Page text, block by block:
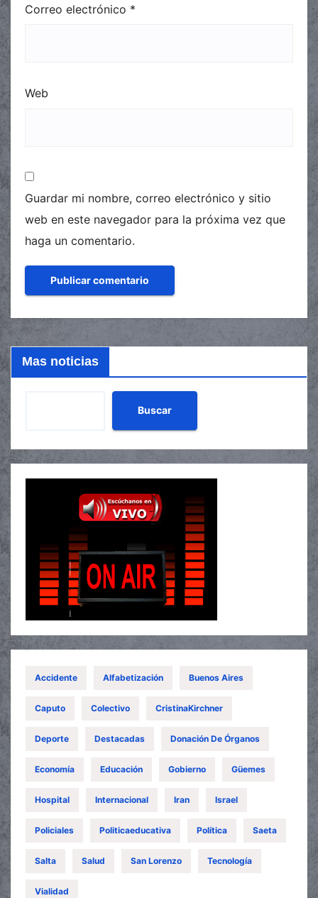
Correo electrónico *
Web
Guardar mi nombre, correo electrónico y sitio
web en este navegador para la próxima vez que
haga un comentario.
Mas noticias
Buscar
Accidente Alfabetización Buenos Aires
Caputo Colectivo CristinaKirchner
Deporte Destacadas Donación De Órganos
Economía Educación Gobierno Güemes
Hospital Internacional Iran Israel
Policiales Politicaeducativa Política Saeta
Salta Salud San Lorenzo Tecnología
Vialidad